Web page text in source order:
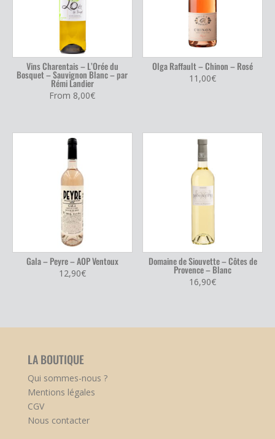
Vins Charentais – L’Orée du
Bosquet – Sauvignon Blanc – par
Rémi Landier
From 8,00€
Olga Raffault – Chinon – Rosé
11,00€
Gala – Peyre – AOP Ventoux
12,90€
Domaine de Siouvette – Côtes de
Provence – Blanc
16,90€
LA BOUTIQUE
Qui sommes-nous ?
Mentions légales
CGV
Nous contacter